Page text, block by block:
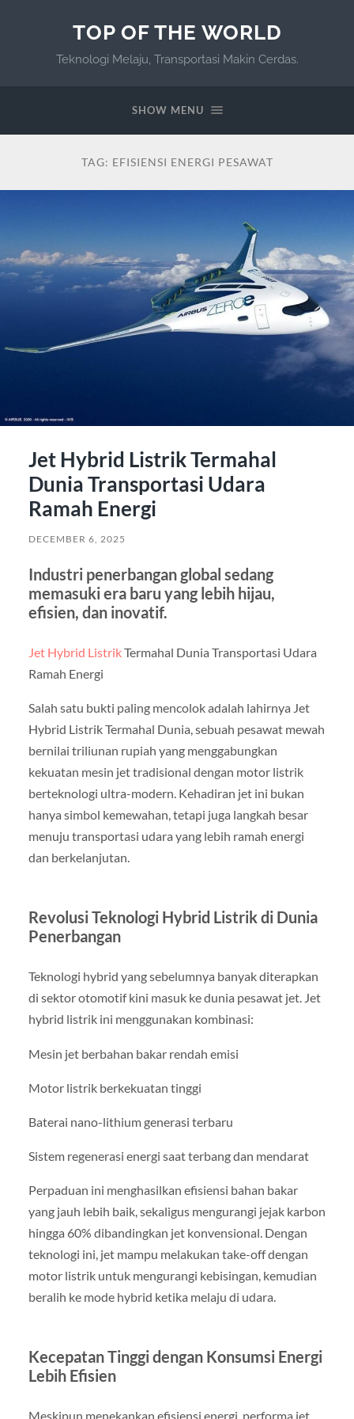
TOP OF THE WORLD
Teknologi Melaju, Transportasi Makin Cerdas.
SHOW MENU
TAG: EFISIENSI ENERGI PESAWAT
Jet Hybrid Listrik Termahal
Dunia Transportasi Udara
Ramah Energi
DECEMBER 6, 2025
Industri penerbangan global sedang
memasuki era baru yang lebih hijau,
efisien, dan inovatif.
Jet Hybrid ListrikTermahal Dunia Transportasi Udara
Ramah Energi
Salah satu bukti paling mencolok adalah lahirnya Jet
Hybrid Listrik Termahal Dunia, sebuah pesawat mewah
bernilai triliunan rupiah yang menggabungkan
kekuatan mesin jet tradisional dengan motor listrik
berteknologi ultra-modern. Kehadiran jet ini bukan
hanya simbol kemewahan, tetapi juga langkah besar
menuju transportasi udara yang lebih ramah energi
dan berkelanjutan.
Revolusi Teknologi Hybrid Listrik di Dunia
Penerbangan
Teknologi hybrid yang sebelumnya banyak diterapkan
di sektor otomotif kini masuk ke dunia pesawat jet. Jet
hybrid listrik ini menggunakan kombinasi:
Mesin jet berbahan bakar rendah emisi
Motor listrik berkekuatan tinggi
Baterai nano-lithium generasi terbaru
Sistem regenerasi energi saat terbang dan mendarat
Perpaduan ini menghasilkan efisiensi bahan bakar
yang jauh lebih baik, sekaligus mengurangi jejak karbon
hingga 60% dibandingkan jet konvensional. Dengan
teknologi ini, jet mampu melakukan take-off dengan
motor listrik untuk mengurangi kebisingan, kemudian
beralih ke mode hybrid ketika melaju di udara.
Kecepatan Tinggi dengan Konsumsi Energi
Lebih Efisien
Meskipun menekankan efisiensi energi, performa jet